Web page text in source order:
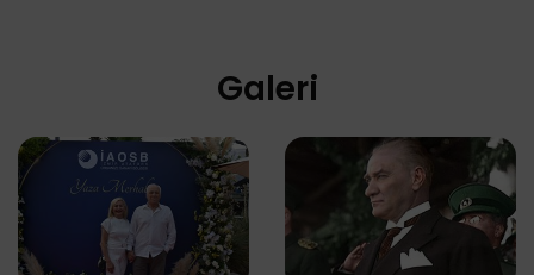
Galeri